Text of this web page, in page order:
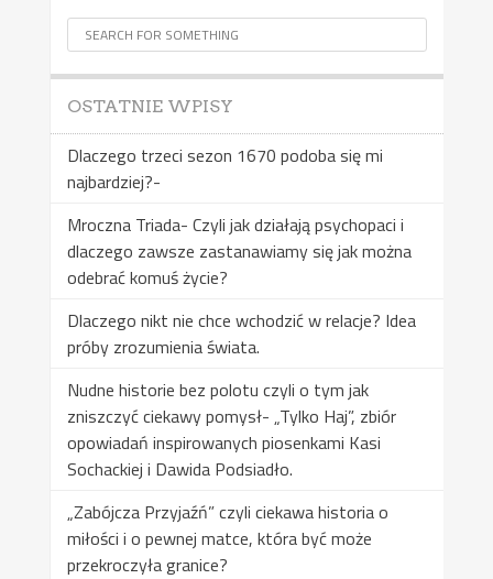
OSTATNIE WPISY
Dlaczego trzeci sezon 1670 podoba się mi
najbardziej?-
Mroczna Triada- Czyli jak działają psychopaci i
dlaczego zawsze zastanawiamy się jak można
odebrać komuś życie?
Dlaczego nikt nie chce wchodzić w relacje? Idea
próby zrozumienia świata.
Nudne historie bez polotu czyli o tym jak
zniszczyć ciekawy pomysł- „Tylko Haj”, zbiór
opowiadań inspirowanych piosenkami Kasi
Sochackiej i Dawida Podsiadło.
„Zabójcza Przyjaźń” czyli ciekawa historia o
miłości i o pewnej matce, która być może
przekroczyła granice?